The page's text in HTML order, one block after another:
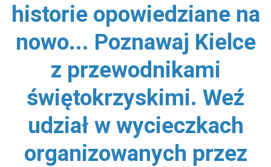
historie opowiedziane na
nowo... Poznawaj Kielce
z przewodnikami
świętokrzyskimi. Weź
udział w wycieczkach
organizowanych przez